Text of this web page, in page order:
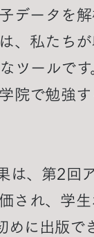
データを
、私たち
ツールで
院で勉強
は、第2
され、学
に出版で